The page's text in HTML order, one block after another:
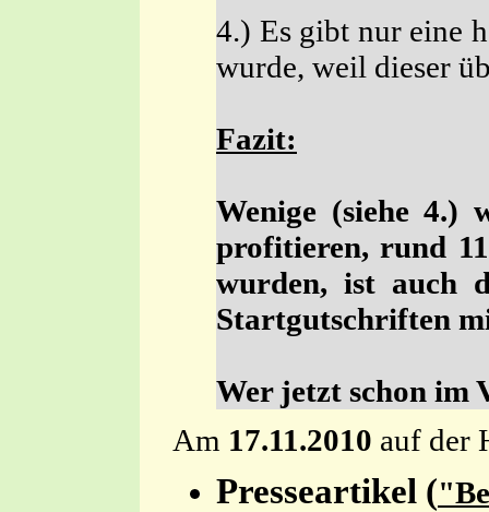
4.) Es gibt nur eine
wurde, weil dieser
Fazit:
Wenige (siehe 4.)
profitieren, rund
wurden, ist auch
Startgutschriften
Wer jetzt schon im
Am 17.11.2010 auf der
Presseartikel (